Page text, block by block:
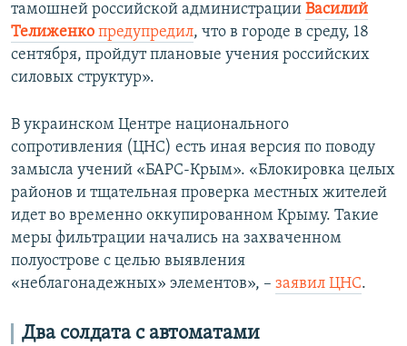
тамошней российской администрации Василий
Телиженко предупредил, что в городе в среду, 18
сентября, пройдут плановые учения российских
силовых структур».
В украинском Центре национального
сопротивления (ЦНС) есть иная версия по поводу
замысла учений «БАРС-Крым». «Блокировка целых
районов и тщательная проверка местных жителей
идет во временно оккупированном Крыму. Такие
меры фильтрации начались на захваченном
полуострове с целью выявления
«неблагонадежных» элементов», – заявил ЦНС.
Два солдата с автоматами